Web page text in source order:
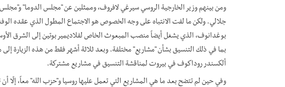
ومن بينهم وزير الخارجية الروسي سيرغي لافروف، وممثلين عن "مجلس الدوما" و"مجلس
جلالي. ولكن ما لفت الانتباه على وجه الخصوص هو الاجتماع المطول الذي عقده
بوغدانوف، الذي يشغل أيضاً منصب المبعوث الخاص لفلاديمير بوتين إلى الشرق
بما في ذلك التنسيق بشأن "مشاريع" مختلفة. وبعد ثلاثة أشهر فقط من هذه الزيارة
ألكسندر روداكوف في بيروت لمناقشة التنسيق في مشاريع مشتركة.
وفي حين لم تتضح بعد ما هي المشاريع التي تعمل عليها روسيا و"حزب الله" معاً، إلّا أن